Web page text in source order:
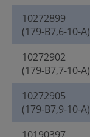
10272899
(179-B7,6-10-A)
10272902
(179-B7,7-10-A)
10272905
(179-B7,9-10-A)